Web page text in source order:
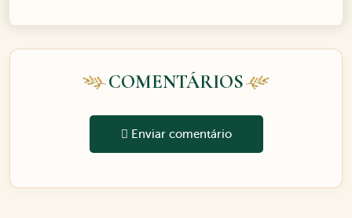
COMENTÁRIOS
Enviar comentário